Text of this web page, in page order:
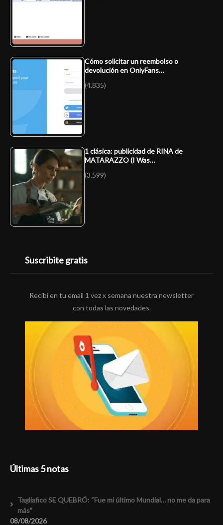
Cómo solicitar un reembolso o
devolución en OnlyFans…
(4.835)
1 clásica: publicidad de RINA de
MATARAZZO (I Was…
(3.599)
Suscribite gratis
Recibí en tu email 1 vez x semana nuestra newsletter
con todas las novedades.
Últimas 5 notas
Tagliafico SE QUEBRÓ: “Fue mi último Mundial… no me da para
más”
08/08/2026